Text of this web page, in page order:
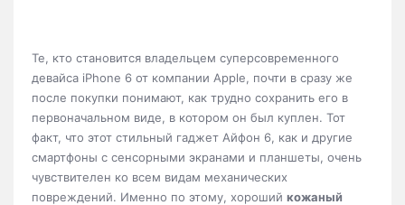
Те, кто становится владельцем суперсовременного
девайса iPhone 6 от компании Apple, почти в сразу же
после покупки понимают, как трудно сохранить его в
первоначальном виде, в котором он был куплен. Тот
факт, что этот стильный гаджет Айфон 6, как и другие
смартфоны с сенсорными экранами и планшеты, очень
чувствителен ко всем видам механических
повреждений. Именно по этому, хороший кожаный